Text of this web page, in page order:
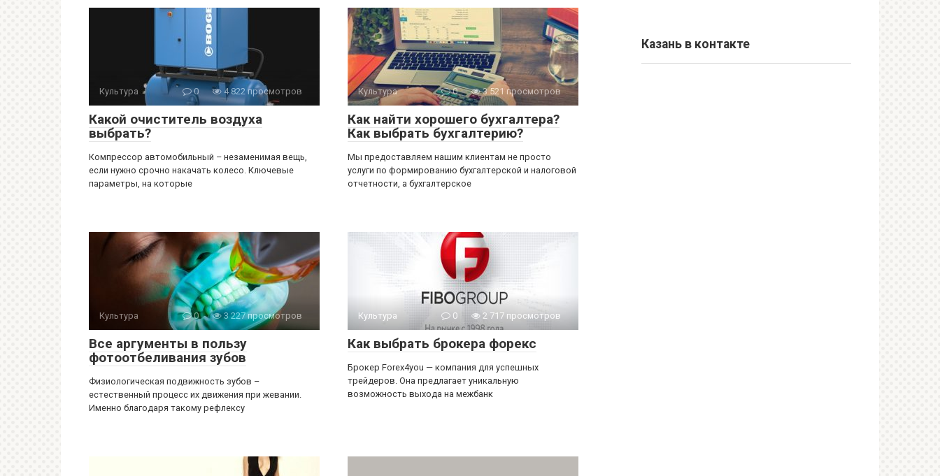
Культура 0 4 822 просмотров
Какой очиститель воздуха
выбрать?
Компрессор автомобильный – незаменимая вещь,
если нужно срочно накачать колесо. Ключевые
параметры, на которые
Культура 0 3 521 просмотров
Как найти хорошего бухгалтера?
Как выбрать бухгалтерию?
Мы предоставляем нашим клиентам не просто
услуги по формированию бухгалтерской и налоговой
отчетности, а бухгалтерское
Культура 0 3 227 просмотров
Все аргументы в пользу
фотоотбеливания зубов
Физиологическая подвижность зубов –
естественный процесс их движения при жевании.
Именно благодаря такому рефлексу
Культура 0 2 717 просмотров
Как выбрать брокера форекс
Брокер Forex4you — компания для успешных
трейдеров. Она предлагает уникальную
возможность выхода на межбанк
Казань в контакте